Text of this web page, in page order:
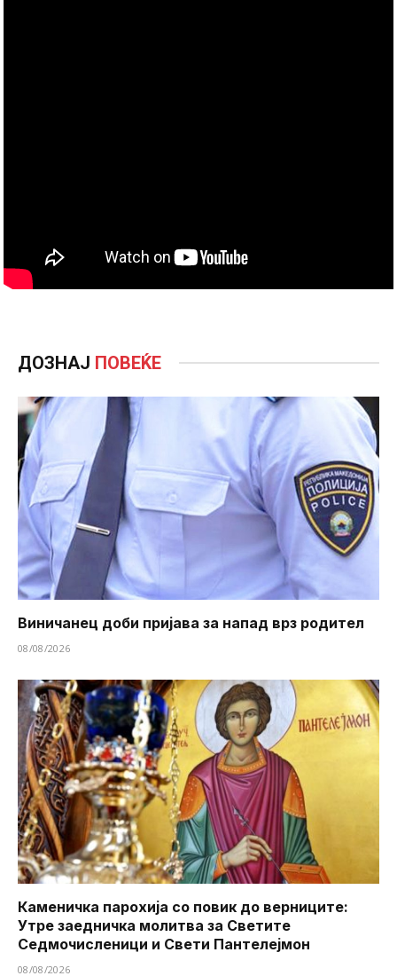
ДОЗНАЈ ПОВЕЌЕ
Виничанец доби пријава за напад врз родител
08/08/2026
Каменичка парохија со повик до верниците:
Утре заедничка молитва за Светите
Седмочисленици и Свети Пантелејмон
08/08/2026